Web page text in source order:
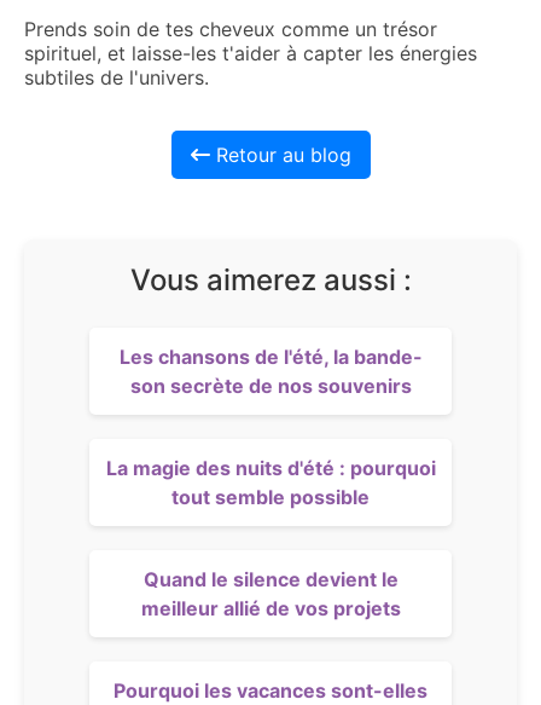
Prends soin de tes cheveux comme un trésor
spirituel, et laisse-les t'aider à capter les énergies
subtiles de l'univers.
Retour au blog
Vous aimerez aussi :
Les chansons de l'été, la bande-
son secrète de nos souvenirs
La magie des nuits d'été : pourquoi
tout semble possible
Quand le silence devient le
meilleur allié de vos projets
Pourquoi les vacances sont-elles